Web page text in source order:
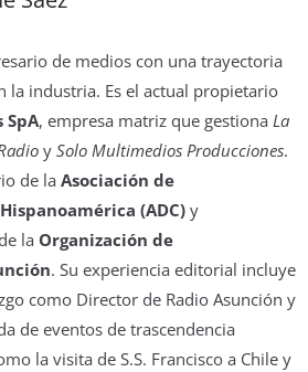
de medios con una trayectoria
la industria. Es el actual propietario
, empresa matriz que gestionaLa
ySolo Multimedios Producciones.
de laAsociación de
(ADC) y
la Organización de
. Su experiencia editorial incluye
como Director de Radio Asunción y
de eventos de trascendencia
la visita de S.S. Francisco a Chile y